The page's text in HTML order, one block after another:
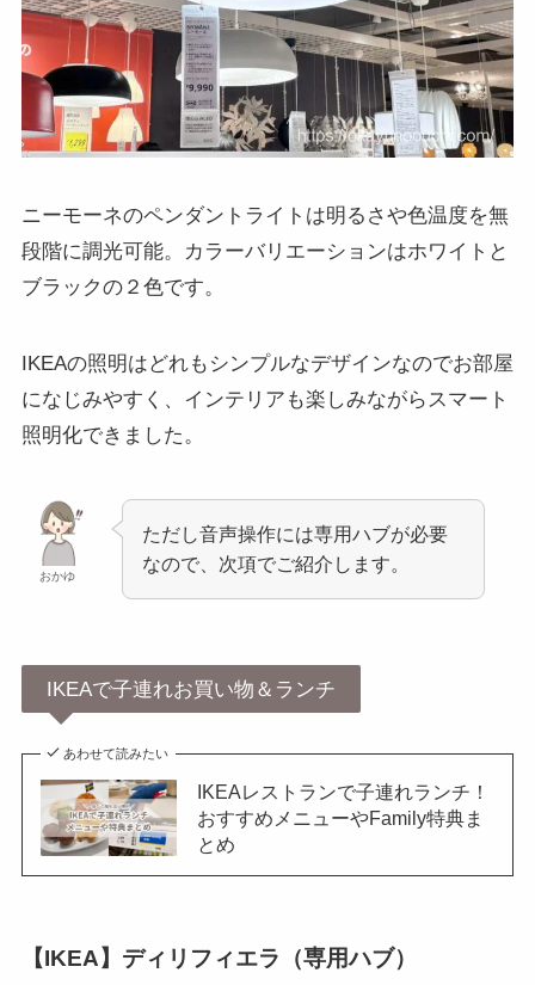
ニーモーネのペンダントライトは明るさや色温度を無
段階に調光可能。カラーバリエーションはホワイトと
ブラックの２色です。
IKEAの照明はどれもシンプルなデザインなのでお部屋
になじみやすく、インテリアも楽しみながらスマート
照明化できました。
おかゆ
ただし音声操作には専用ハブが必要
なので、次項でご紹介します。
IKEAで子連れお買い物＆ランチ
あわせて読みたい
IKEAレストランで子連れランチ！
おすすめメニューやFamily特典ま
とめ
【IKEA】ディリフィエラ（専用ハブ）